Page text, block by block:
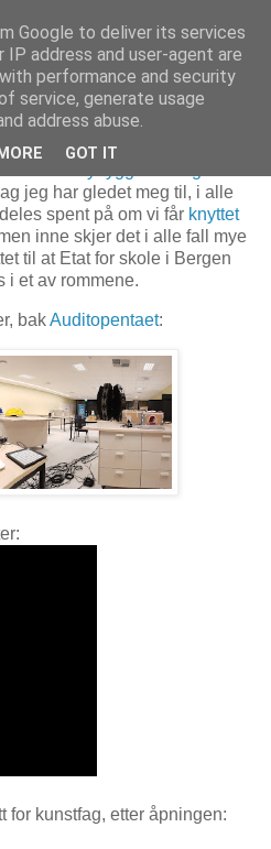
– HVL
jeg har gledet meg til, i alle
spent på om vi får knyttet
inne skjer det i alle fall mye
til at Etat for skole i Bergen
i et av rommene.
bakAuditopentaet:
for kunstfag, etter åpningen:
Google to deliver its services
IP address and user-agent are
performance and security
service, generate usage
address abuse.
GOT IT